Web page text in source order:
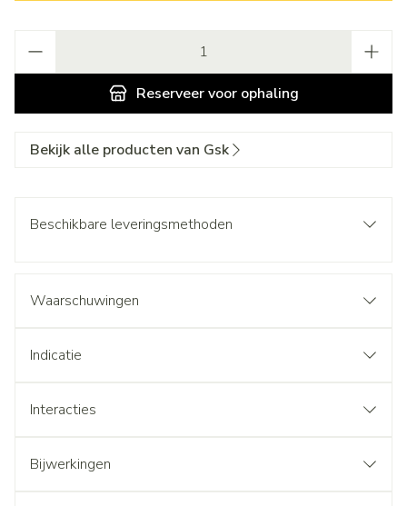
Reserveervoor ophaling
Bekijk alle producten van Gsk
Beschikbare leveringsmethoden
Waarschuwingen
Indicatie
Interacties
Bijwerkingen